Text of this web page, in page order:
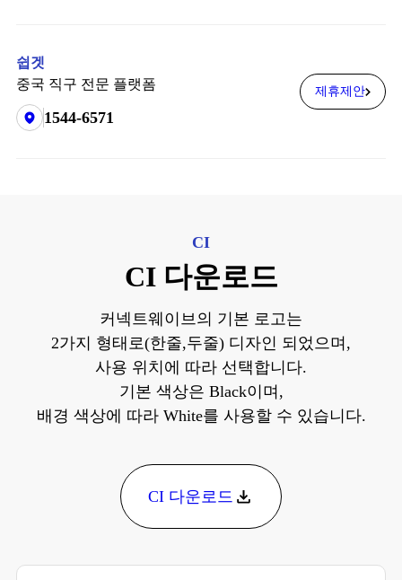
쉽겟
중국 직구 전문 플랫폼
1544-6571
제휴제안
CI
CI 다운로드
커넥트웨이브의 기본 로고는
2가지 형태로(한줄,두줄) 디자인 되었으며,
사용 위치에 따라 선택합니다.
기본 색상은 Black이며,
배경 색상에 따라 White를 사용할 수 있습니다.
CI 다운로드